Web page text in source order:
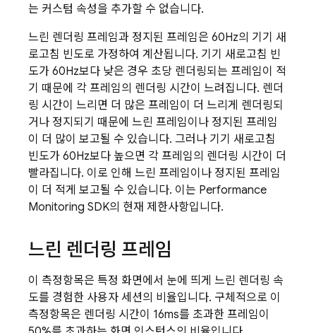
는 커스텀 속성을 추가할 수 없습니다.
느린 렌더링 프레임과 정지된 프레임은 60Hz의 기기 새
로고침 빈도로 가정하여 계산됩니다. 기기 새로고침 빈
도가 60Hz보다 낮은 경우 초당 렌더링되는 프레임이 적
기 때문에 각 프레임의 렌더링 시간이 느려집니다. 렌더
링 시간이 느리면 더 많은 프레임이 더 느리게 렌더링되
거나 정지되기 때문에 느린 프레임이나 정지된 프레임
이 더 많이 보고될 수 있습니다. 그러나 기기 새로고침
빈도가 60Hz보다 높으면 각 프레임의 렌더링 시간이 더
빨라집니다. 이로 인해 느린 프레임이나 정지된 프레임
이 더 적게 보고될 수 있습니다. 이는 Performance
Monitoring SDK의 현재 제한사항입니다.
느린 렌더링 프레임
이 측정항목은 특정 화면에서 눈에 띄게 느린 렌더링 속
도를 경험한 사용자 세션의 비율입니다. 구체적으로 이
측정항목은 렌더링 시간이 16ms를 초과한 프레임이